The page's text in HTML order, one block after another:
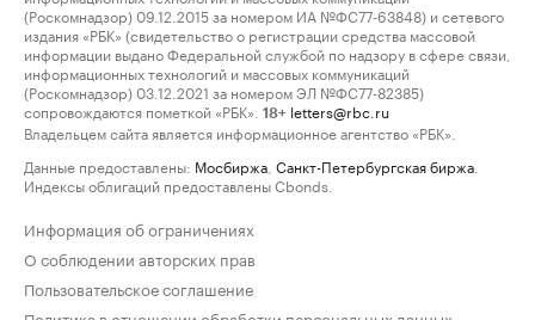
(Роскомнадзор) 09.12.2015 за номером ИА №ФС77-63848) и сетевого
издания «РБК» (свидетельство о регистрации средства массовой
информации выдано Федеральной службой по надзору в сфере связи,
информационных технологий и массовых коммуникаций
(Роскомнадзор) 03.12.2021 за номером ЭЛ №ФС77-82385)
сопровождаются пометкой «РБК».
18+ letters@rbc.ru
Владельцем сайта является информационное агентство «РБК».
Данные предоставлены: Мосбиржа Санкт-Петербургская биржа
Индексы облигаций предоставлены Cbonds.
Информация об ограничениях
О соблюдении авторских прав
Пользовательское соглашение